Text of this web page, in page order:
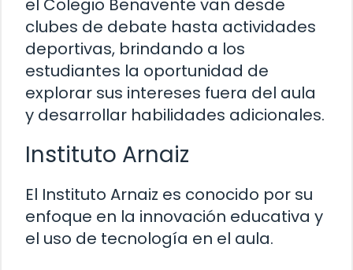
el Colegio Benavente van desde
clubes de debate hasta actividades
deportivas, brindando a los
estudiantes la oportunidad de
explorar sus intereses fuera del aula
y desarrollar habilidades adicionales.
Instituto Arnaiz
El Instituto Arnaiz es conocido por su
enfoque en la innovación educativa y
el uso de tecnología en el aula.